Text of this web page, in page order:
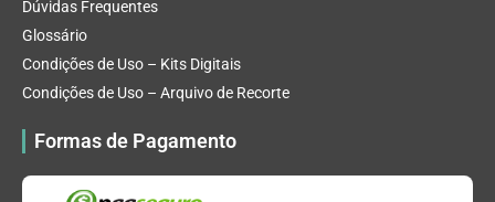
Dúvidas Frequentes
Glossário
Condições de Uso – Kits Digitais
Condições de Uso – Arquivo de Recorte
Formas de Pagamento